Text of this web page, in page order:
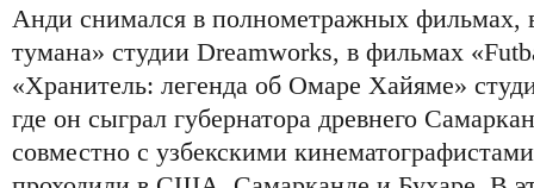
Анди снимался в полнометражных фильмах,
тумана» студии Dreamworks, в фильмах
«Хранитель: легенда об Омаре Хайяме»
где он сыграл губернатора древнего
совместно с узбекскими